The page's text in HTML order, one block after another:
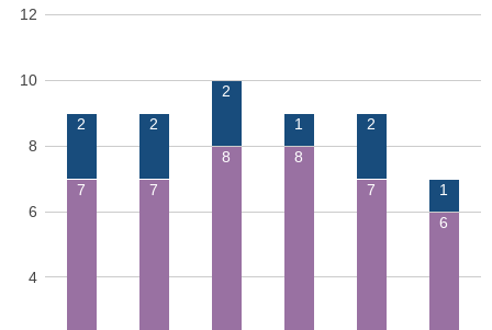
4
6
8
10
12
7 7
8
8
7
6
2 2
2
1
2
1